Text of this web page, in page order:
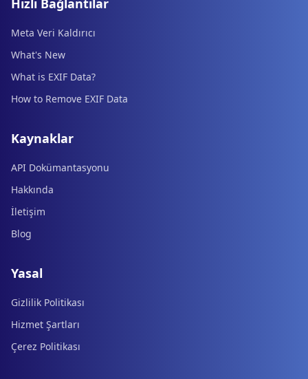
Hızlı Bağlantılar
Meta Veri Kaldırıcı
What's New
What is EXIF Data?
How to Remove EXIF Data
Kaynaklar
API Dokümantasyonu
Hakkında
İletişim
Blog
Yasal
Gizlilik Politikası
Hizmet Şartları
Çerez Politikası